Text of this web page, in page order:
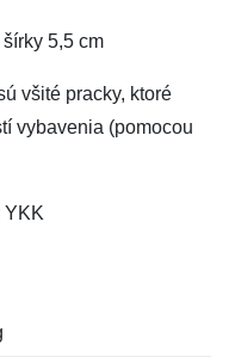
5,5 cm
všité pracky, ktoré
vybavenia (pomocou
YKK